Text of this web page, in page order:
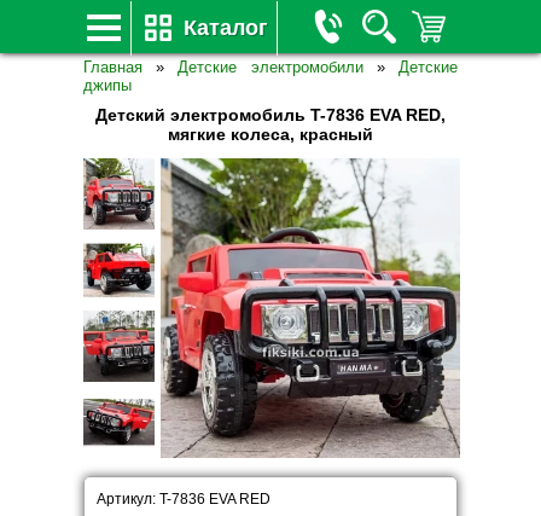
Каталог
Главная »Детские электромобили »Детские
джипы
Детский электромобиль T-7836 EVA RED,
мягкие колеса, красный
Артикул: T-7836 EVA RED